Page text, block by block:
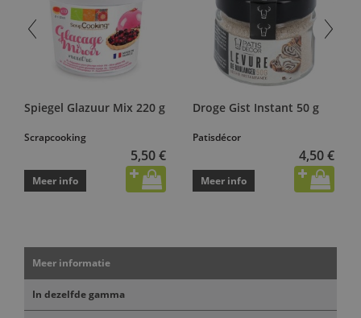
Spiegel Glazuur Mix 220 g
Scrapcooking
5,50 €
Meer info
Droge Gist Instant 50 g
Patisdécor
4,50 €
Meer info
Meer informatie
In dezelfde gamma